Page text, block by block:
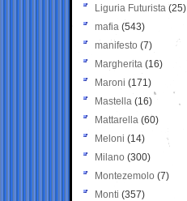
Liguria Futurista (25)
mafia (543)
manifesto (7)
Margherita (16)
Maroni (171)
Mastella (16)
Mattarella (60)
Meloni (14)
Milano (300)
Montezemolo (7)
Monti (357)